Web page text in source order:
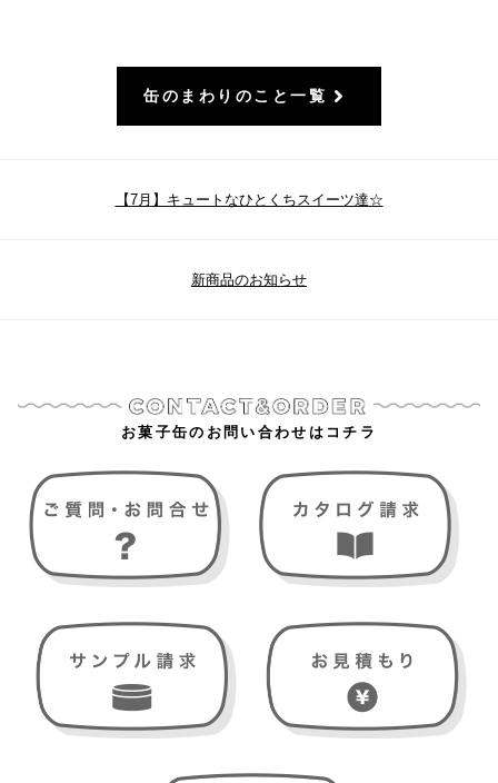
缶のまわりのこと一覧
【7月】キュートなひとくちスイーツ達☆
新商品のお知らせ
お菓子缶のお問い合わせはコチラ